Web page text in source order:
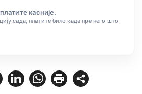
касније.
сада, платите било када пре него што